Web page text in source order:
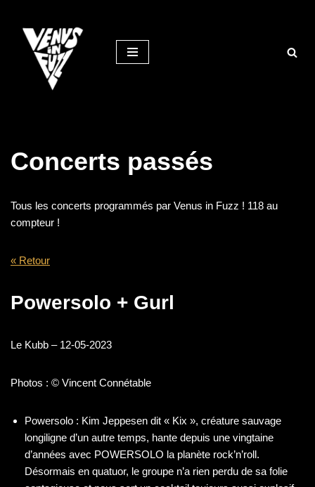
Aller
contenu
Concerts passés
Tous les concerts programmés par Venus in Fuzz ! 118 au
compteur !
« Retour
Powersolo + Gurl
Le Kubb – 12-05-2023
Photos : © Vincent Connétable
Powersolo : Kim Jeppesen dit « Kix », créature sauvage
longiligne d’un autre temps, hante depuis une vingtaine
d’années avec POWERSOLO la planète rock’n’roll.
Désormais en quatuor, le groupe n’a rien perdu de sa folie